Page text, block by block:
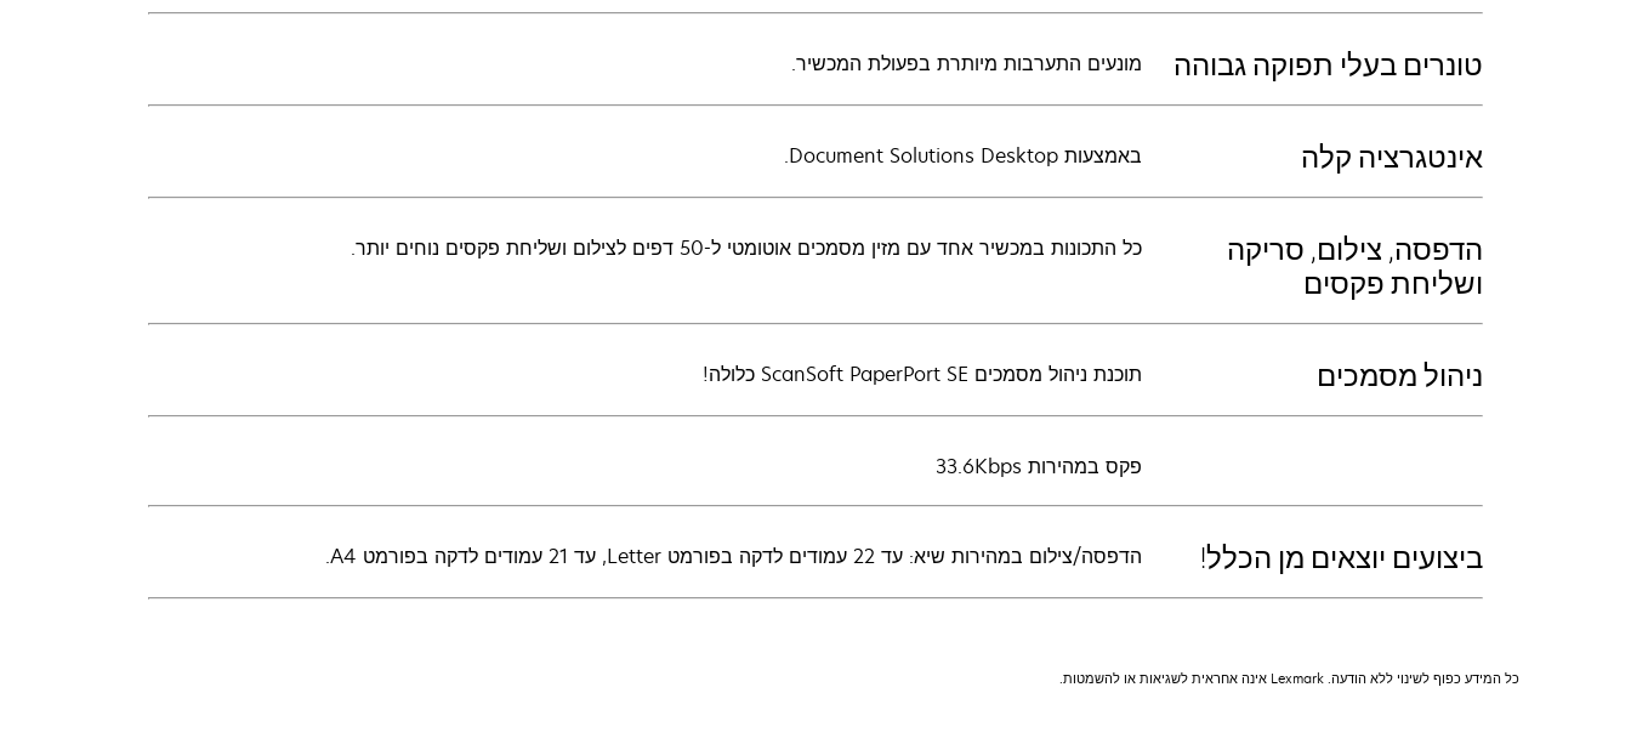
טונרים בעלי תפוקה גבוהה מונעים התערבות מיותרת בפעולת המכשיר.
אינטגרציה קלה באמצעות Document Solutions Desktop.
הדפסה, צילום, סריקה
ושליחת פקסים
כל התכונות במכשיר אחד עם מזין מסמכים אוטומטי ל-50 דפים לצילום ושליחת פקסים נוחים יותר.
ניהול מסמכים תוכנת ניהול מסמכים ScanSoft PaperPort SE כלולה!
פקס במהירות 33.6Kbps
ביצועים יוצאים מן הכלל! הדפסה/צילום במהירות שיא: עד 22 עמודים לדקה בפורמט Letter, עד 21 עמודים לדקה בפורמט A4.
כל המידע כפוף לשינוי ללא הודעה. Lexmark אינה אחראית לשגיאות או להשמטות.